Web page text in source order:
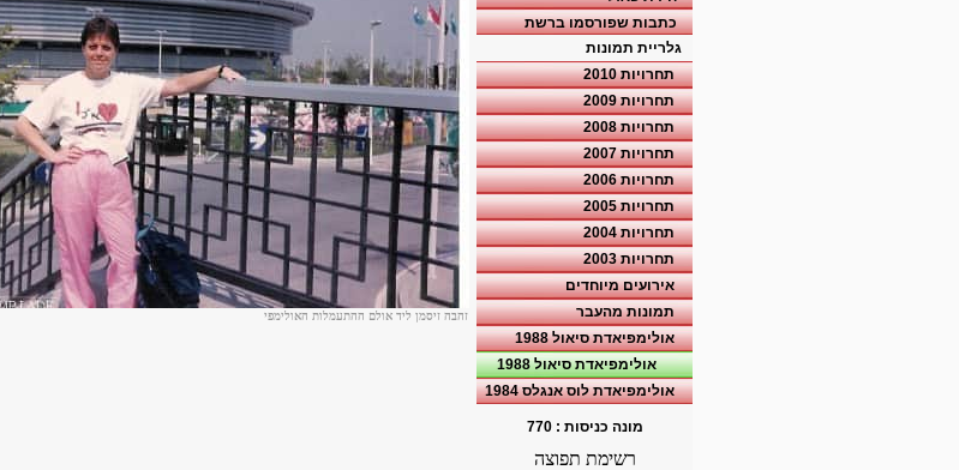
כתבות שפורסמו ברשת
גלריית תמונות
תחרויות 2010
תחרויות 2009
תחרויות 2008
תחרויות 2007
תחרויות 2006
תחרויות 2005
תחרויות 2004
תחרויות 2003
אירועים מיוחדים
תמונות מהעבר
אולימפיאדת סיאול 1988
אולימפיאדת סיאול 1988
אולימפיאדת לוס אנגלס 1984
מונה כניסות :770
זהבה זיסמן ליד אולם ההתעמלות האולימפי